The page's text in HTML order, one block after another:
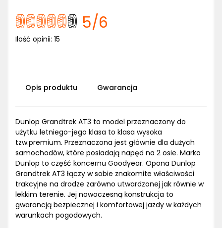
5/6
Ilość opinii: 15
Opis produktu Gwarancja
Dunlop Grandtrek AT3 to model przeznaczony do
użytku letniego-jego klasa to klasa wysoka
tzw.premium. Przeznaczona jest głównie dla dużych
samochodów, które posiadają napęd na 2 osie. Marka
Dunlop to część koncernu Goodyear. Opona Dunlop
Grandtrek AT3 łączy w sobie znakomite właściwości
trakcyjne na drodze zarówno utwardzonej jak równie w
lekkim terenie. Jej nowoczesną konstrukcja to
gwarancją bezpiecznej i komfortowej jazdy w każdych
warunkach pogodowych.